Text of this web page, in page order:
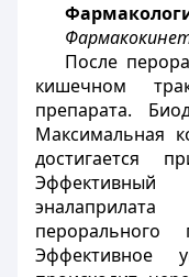
После
кишечном
препарата.
Максимальная
достигается
Эффективный
Эффективное